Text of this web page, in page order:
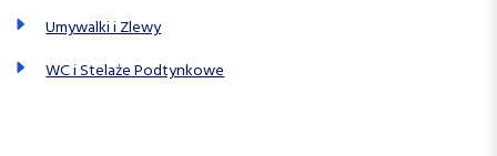
Umywalki i Zlewy
WC i Stelaże Podtynkowe